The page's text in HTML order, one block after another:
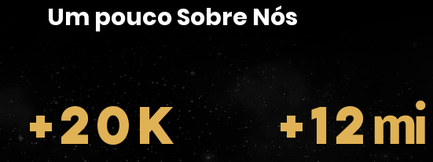
Um pouco Sobre Nós
+20k +12mi